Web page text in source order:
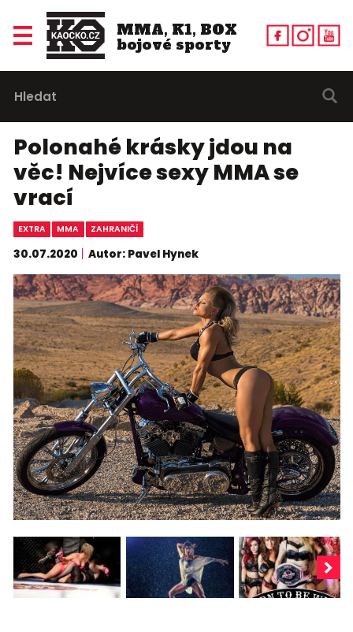
MMA, K1, BOX
bojové sporty
Polonahé krásky jdou na
věc! Nejvíce sexy MMA se
vrací
EXTRA MMA ZAHRANIČÍ
30.07.2020 Autor: Pavel Hynek